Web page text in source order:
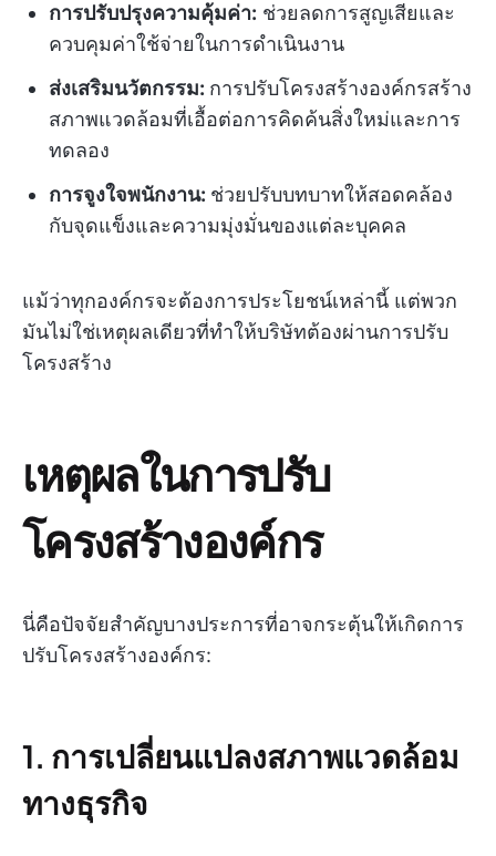
การปรับปรุงความคุ้มค่า: ช่วยลดการสูญเสียและ
ควบคุมค่าใช้จ่ายในการดำเนินงาน
ส่งเสริมนวัตกรรม: การปรับโครงสร้างองค์กรสร้าง
สภาพแวดล้อมที่เอื้อต่อการคิดค้นสิ่งใหม่และการ
ทดลอง
การจูงใจพนักงาน: ช่วยปรับบทบาทให้สอดคล้อง
กับจุดแข็งและความมุ่งมั่นของแต่ละบุคคล
แม้ว่าทุกองค์กรจะต้องการประโยชน์เหล่านี้ แต่พวก
มันไม่ใช่เหตุผลเดียวที่ทำให้บริษัทต้องผ่านการปรับ
โครงสร้าง
เหตุผลในการปรับ
โครงสร้างองค์กร
นี่คือปัจจัยสำคัญบางประการที่อาจกระตุ้นให้เกิดการ
ปรับโครงสร้างองค์กร:
1. การเปลี่ยนแปลงสภาพแวดล้อม
ทางธุรกิจ